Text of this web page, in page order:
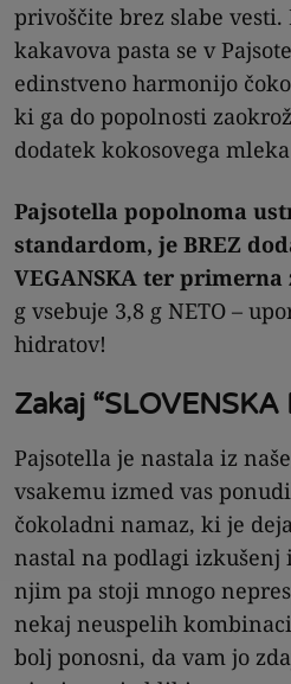
privoščite brez slabe
kakavova pasta se v
edinstveno harmonijo
ki ga do popolnosti
dodatek kokosovega
Pajsotella popolnoma
standardom, je BREZ
VEGANSKA ter primerna
g vsebuje 3,8 g NETO –
hidratov!
Zakaj “SLOVENSKA
Pajsotella je nastala iz
vsakemu izmed vas
čokoladni namaz, ki je
nastal na podlagi izkušenj
njim pa stoji mnogo
nekaj neuspelih
bolj ponosni, da vam jo